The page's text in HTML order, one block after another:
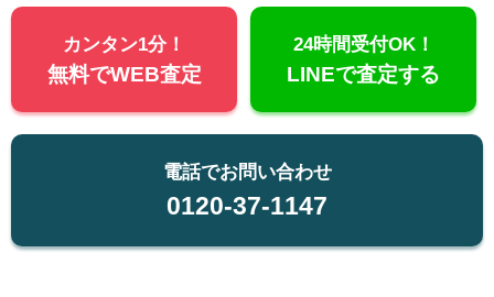
カンタン1分！
無料でWEB査定
24時間受付OK！
LINEで査定する
電話でお問い合わせ
0120-37-1147